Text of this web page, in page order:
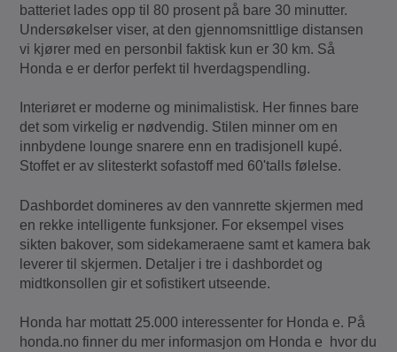
batteriet lades opp til 80 prosent på bare 30 minutter.
Undersøkelser viser, at den gjennomsnittlige distansen
vi kjører med en personbil faktisk kun er 30 km. Så
Honda e er derfor perfekt til hverdagspendling.
Interiøret er moderne og minimalistisk. Her finnes bare
det som virkelig er nødvendig. Stilen minner om en
innbydene lounge snarere enn en tradisjonell kupé.
Stoffet er av slitesterkt sofastoff med 60'talls følelse.
Dashbordet domineres av den vannrette skjermen med
en rekke intelligente funksjoner. For eksempel vises
sikten bakover, som sidekameraene samt et kamera bak
leverer til skjermen. Detaljer i tre i dashbordet og
midtkonsollen gir et sofistikert utseende.
Honda har mottatt 25.000 interessenter for Honda e. På
honda.no finner du mer informasjon om Honda e hvor du